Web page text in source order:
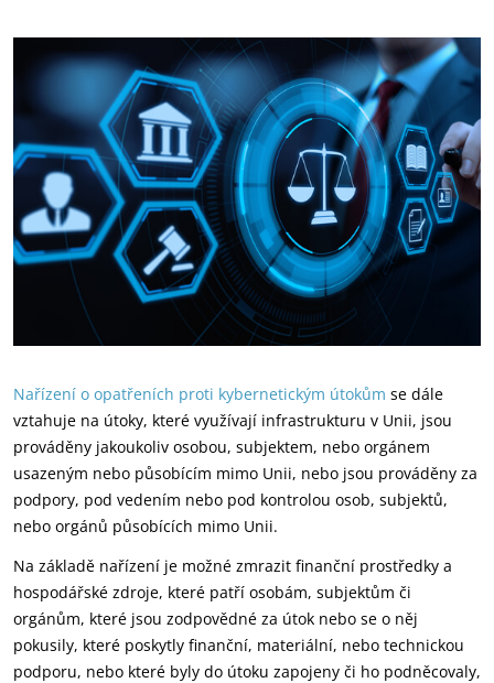
Nařízení o opatřeních proti kybernetickým útokům se dále
vztahuje na útoky, které využívají infrastrukturu v Unii, jsou
prováděny jakoukoliv osobou, subjektem, nebo orgánem
usazeným nebo působícím mimo Unii, nebo jsou prováděny za
podpory, pod vedením nebo pod kontrolou osob, subjektů,
nebo orgánů působících mimo Unii.
Na základě nařízení je možné zmrazit finanční prostředky a
hospodářské zdroje, které patří osobám, subjektům či
orgánům, které jsou zodpovědné za útok nebo se o něj
pokusily, které poskytly finanční, materiální, nebo technickou
podporu, nebo které byly do útoku zapojeny či ho podněcovaly,